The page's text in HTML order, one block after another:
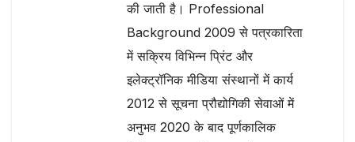
की जाती है। Professional
Background 2009 से पत्रकारिता
में सक्रिय विभिन्न प्रिंट और
इलेक्ट्रॉनिक मीडिया संस्थानों में कार्य
2012 से सूचना प्रौद्योगिकी सेवाओं में
अनुभव 2020 के बाद पूर्णकालिक